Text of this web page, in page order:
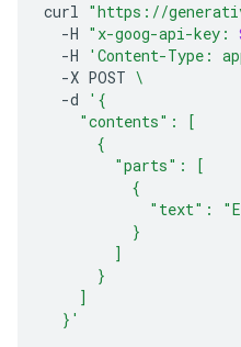
curl "https://
-H "x-goog-api-key:
-H
'Content-Type:
-X POST \
-d
'{
    "contents": [
      {
        "parts": [
          {
"text":
          }
        ]
      }
    ]
  }'